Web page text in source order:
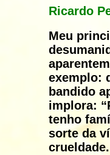
Ricardo
Meu
exemplo:
bandido
implora:
tenho
sorte da
crueldade.